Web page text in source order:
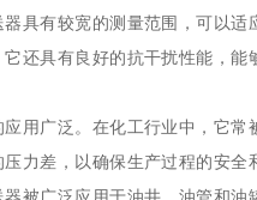
器具有较宽的测量范围，可以适
它还具有良好的抗干扰性能，能
应用广泛。在化工行业中，它常
力差，以确保生产过程的安全